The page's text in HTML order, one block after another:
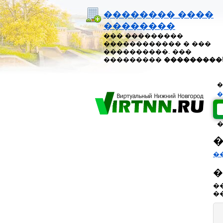
�������� ����
��������
��� ���������
������������ � ���
����������. ���
��������� ���������!